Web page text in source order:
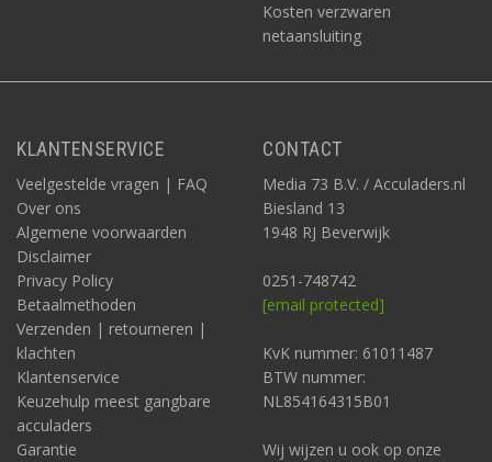
Kosten verzwaren
netaansluiting
KLANTENSERVICE
Veelgestelde vragen | FAQ
Over ons
Algemene voorwaarden
Disclaimer
Privacy Policy
Betaalmethoden
Verzenden | retourneren |
klachten
Klantenservice
Keuzehulp meest gangbare
acculaders
Garantie
CONTACT
Media 73 B.V. / Acculaders.nl
Biesland 13
1948 RJ Beverwijk
0251-748742
[email protected]
KvK nummer: 61011487
BTW nummer:
NL854164315B01
Wij wijzen u ook op onze